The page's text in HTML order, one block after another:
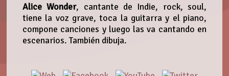
Alice Wonder, cantante de Indie, rock, soul,
tiene la voz grave, toca la guitarra y el piano,
compone canciones y luego las va cantando en
escenarios. También dibuja.